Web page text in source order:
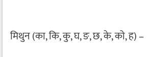
मिथुन (का, कि, कु, घ, ङ, छ, के, को, ह) –